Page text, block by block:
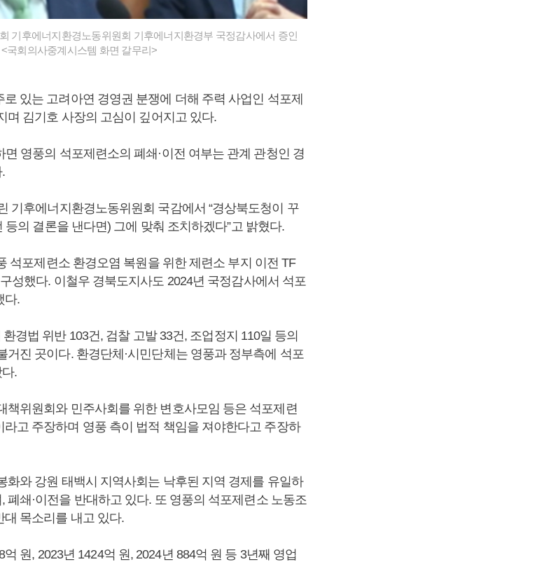
기후에너지환경노동위원회 기후에너지환경부 국정감사에서 증인
국회의사중계시스템 화면 갈무리>
있는 고려아연 경영권 분쟁에 더해 주력 사업인 석포제
며 김기호 사장의 고심이 깊어지고 있다.
영풍의 석포제련소의 폐쇄·이전 여부는 관계 관청인 경
기후에너지환경노동위원회 국감에서 “경상북도청이 꾸
의 결론을 낸다면) 그에 맞춰 조치하겠다”고 밝혔다.
석포제련소 환경오염 복원을 위한 제련소 부지 이전 TF
성했다. 이철우 경북도지사도 2024년 국정감사에서 석포
다.
경법 위반 103건, 검찰 고발 33건, 조업정지 110일 등의
거진 곳이다. 환경단체·시민단체는 영풍과 정부측에 석포
.
책위원회와 민주사회를 위한 변호사모임 등은 석포제련
고 주장하며 영풍 측이 법적 책임을 져야한다고 주장하
화와 강원 태백시 지역사회는 낙후된 지역 경제를 유일하
폐쇄·이전을 반대하고 있다. 또 영풍의 석포제련소 노동조
목소리를 내고 있다.
원, 2023년 1424억 원, 2024년 884억 원 등 3년째 영업